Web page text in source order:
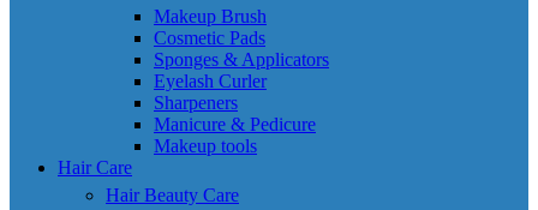
Makeup Brush
Cosmetic Pads
Sponges & Applicators
Eyelash Curler
Sharpeners
Manicure & Pedicure
Makeup tools
Hair Care
Hair Beauty Care